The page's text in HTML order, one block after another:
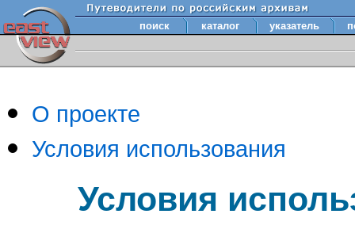
поиск каталог указатель
О проекте
Условия использования
Условия